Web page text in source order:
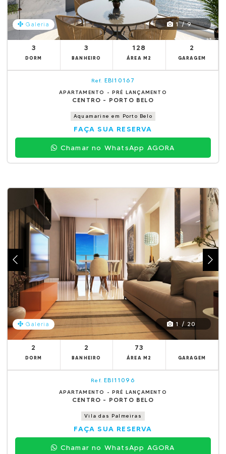
Galeria 1 / 9
3
DORM
3
BANHEIRO
128
ÁREA M2
2
GARAGEM
Ref. EBI10167
APARTAMENTO - PRÉ LANÇAMENTO
CENTRO - PORTO BELO
Aquamarine em Porto Belo
FAÇA SUA RESERVA
Chamar no WhatsApp AGORA
Galeria 1 / 20
2
DORM
2
BANHEIRO
73
ÁREA M2 GARAGEM
Ref. EBI11096
APARTAMENTO - PRÉ LANÇAMENTO
CENTRO - PORTO BELO
Vila das Palmeiras
FAÇA SUA RESERVA
Chamar no WhatsApp AGORA